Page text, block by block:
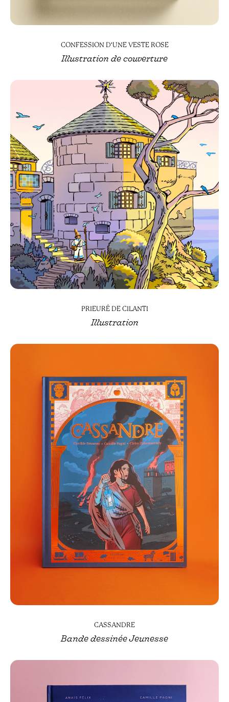
CONFESSION D'UNE VESTE ROSE
Illustration de couverture
PRIEURÉ DE CILANTI
Illustration
CASSANDRE
Bande dessinée Jeunesse